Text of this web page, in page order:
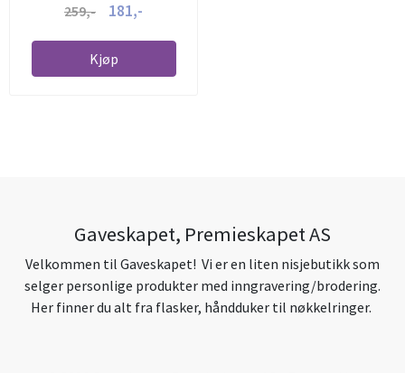
259,- 181,-
Kjøp
Gaveskapet, Premieskapet AS
Velkommen til Gaveskapet! Vi er en liten nisjebutikk som
selger personlige produkter med inngravering/brodering.
Her finner du alt fra flasker, håndduker til nøkkelringer.